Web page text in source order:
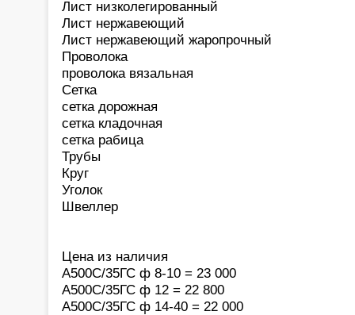
Лист низколегированный
Лист нержавеющий
Лист нержавеющий жаропрочный
Проволока
проволока вязальная
Сетка
сетка дорожная
сетка кладочная
сетка рабица
Трубы
Круг
Уголок
Швеллер
Цена из наличия
А500С/35ГС ф 8-10 = 23 000
А500С/35ГС ф 12 = 22 800
А500С/35ГС ф 14-40 = 22 000